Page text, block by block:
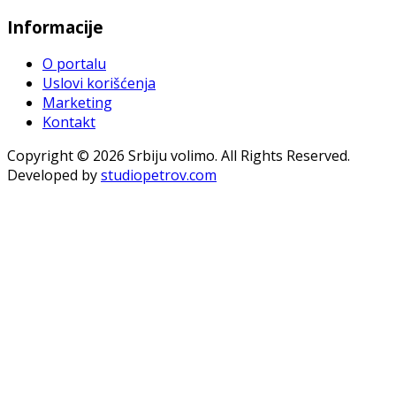
Informacije
O portalu
Uslovi korišćenja
Marketing
Kontakt
Copyright © 2026 Srbiju volimo. All Rights Reserved.
Developed bystudiopetrov.com